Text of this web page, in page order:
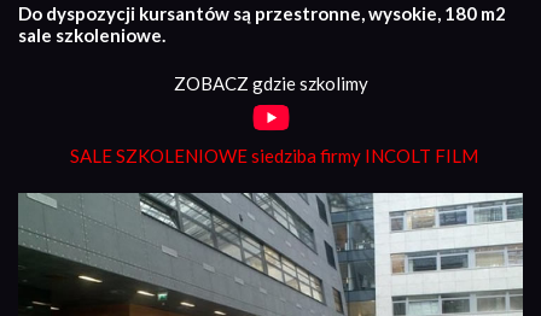
Do dyspozycji kursantów są przestronne, wysokie, 180 m2
sale szkoleniowe.
ZOBACZ gdzie szkolimy
SALE SZKOLENIOWE siedziba firmy INCOLT FILM